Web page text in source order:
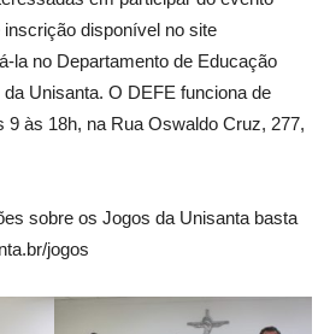
disponível no site
la no Departamento de Educação
Unisanta. O DEFE funciona de
9 às 18h, na Rua Oswaldo Cruz, 277,
sobre os Jogos da Unisanta basta
jogos